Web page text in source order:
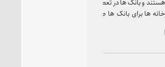
ها برای بانک ها صرفه اقتصادی ندارد، آنها باید